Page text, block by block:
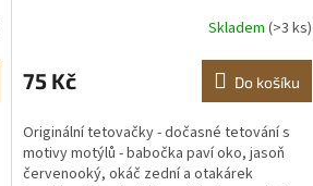
Skladem (>3 ks)
75 Kč Do košíku
Originální tetovačky - dočasné tetování s
motivy motýlů - babočka paví oko, jasoň
červenooký, okáč zední a otakárek